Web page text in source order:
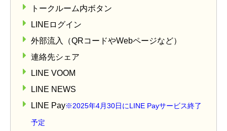
トークルーム内ボタン
LINEログイン
外部流入（QRコードやWebページなど）
連絡先シェア
LINE VOOM
LINE NEWS
LINE Pay※2025年4月30日にLINE Payサービス終了
予定